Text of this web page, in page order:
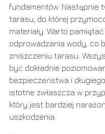
fundamentów. Następnie
tarasu, do której
materiały. Warto
odprowadzania wody, co
zniszczeniu tarasu.
być dokładnie
bezpieczeństwa i
istotne zwłaszcza w
który jest bardziej
uszkodzenia.